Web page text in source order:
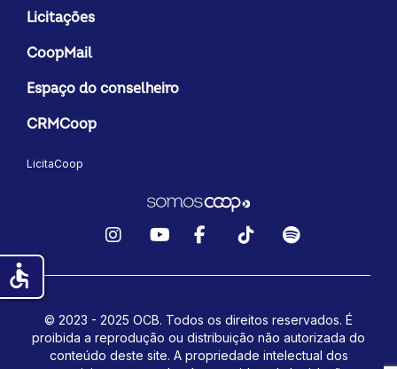
Licitações
CoopMail
Espaço do conselheiro
CRMCoop
LicitaCoop
© 2023 - 2025 OCB. Todos os direitos reservados. É
proibida a reprodução ou distribuição não autorizada do
conteúdo deste site. A propriedade intelectual dos
accessible